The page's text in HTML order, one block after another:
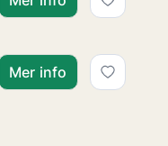
hyra i Lindesberg,
Mer info